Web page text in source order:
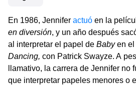
En 1986, Jennifer actuó en la
en diversión, y un año después
al interpretar el papel de Babyen el
Dancing, con Patrick Swayze. A
llamativo, la carrera de Jennifer no
que interpretar papeles menores o